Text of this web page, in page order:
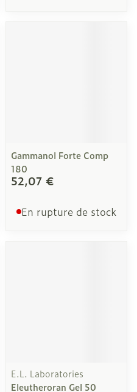
Gammanol Forte Comp
180
52,07 €
En rupture de stock
E.L. Laboratories
Eleutheroran Gel 50